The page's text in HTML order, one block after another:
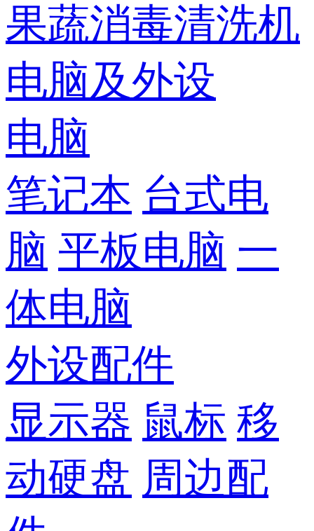
果蔬消毒清洗机
电脑及外设
电脑
笔记本 台式电
脑 平板电脑 一
体电脑
外设配件
显示器 鼠标 移
动硬盘 周边配